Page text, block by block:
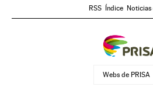
RSS
Índice Noticias
Webs de PRISA